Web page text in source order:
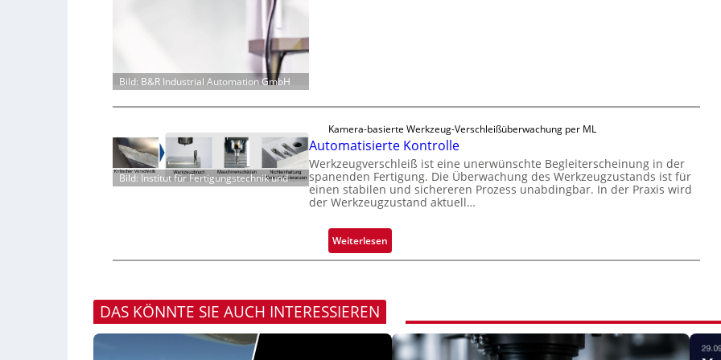
s
Bild: B&R Industrial Automation GmbH
e
u
c
k
m
r
k
k
Bild: Institut für Fertigungstechnik und
Kamera-basierte Werkzeug-Verschleißüberwachung per ML
Automatisierte Kontrolle
Werkzeugverschleiß ist eine unerwünschte Begleiterscheinung in der
spanenden Fertigung. Die Überwachung des Werkzeugzustands ist für
einen stabilen und sichereren Prozess unabdingbar. In der Praxis wird
der Werkzeugzustand aktuell…
Weiterlesen:
A
a
DAS KÖNNTE SIE AUCH INTERESSIEREN